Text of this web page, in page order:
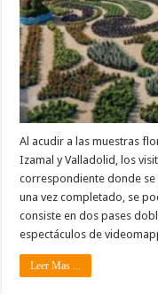
Al acudir a las muestras
Izamal y Valladolid, los
correspondiente donde se
una vez completado, se
consiste en dos pases
espectáculos de
Leer Mas ...